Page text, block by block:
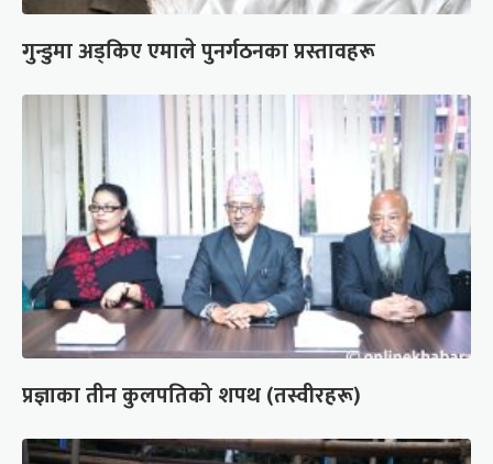
गुन्डुमा अड्किए एमाले पुनर्गठनका प्रस्तावहरू
प्रज्ञाका तीन कुलपतिको शपथ (तस्वीरहरू)